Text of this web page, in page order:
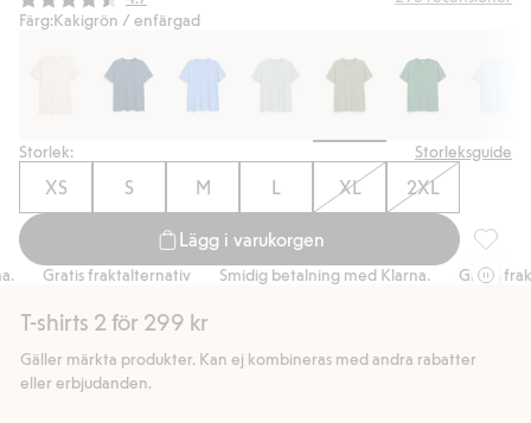
Färg:Kakigrön / enfärgad
Storlek: Storleksguide
XS S M L XL 2XL
Lägg i varukorgen
Gratis fraktalternativ Smidig betalning med Klarna. Gratis
T-shirts 2 för 299 kr
Gäller märkta produkter. Kan ej kombineras med andra rabatter
eller erbjudanden.